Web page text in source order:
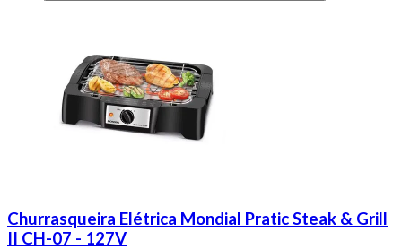
Churrasqueira Elétrica Mondial Pratic Steak & Grill
II CH-07 - 127V